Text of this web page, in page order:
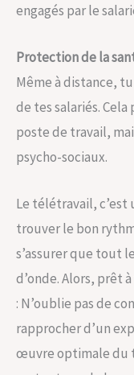
engagés par le
Protection de la
Même à distance,
de tes salariés.
poste de travail,
psycho-sociaux.
Le télétravail, c’est
trouver le bon
s’assurer que tout
d’onde. Alors, prêt
: N’oublie pas de
rapprocher d’un
œuvre optimale du